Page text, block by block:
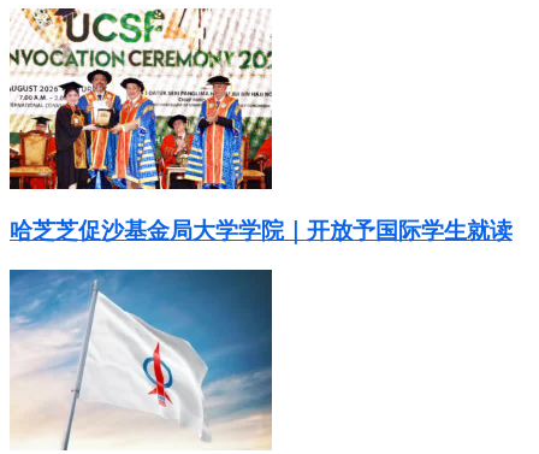
哈芝芝促沙基金局大学学院｜开放予国际学生就读